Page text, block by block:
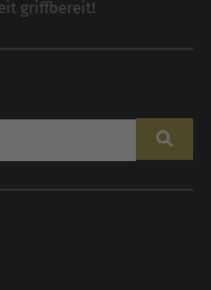
griffbereit!